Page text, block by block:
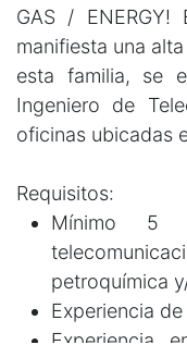
GAS / ENERGY!
manifiesta una
esta familia, se
Ingeniero de
oficinas ubicadas
Requisitos:
Mínimo 5
petroquímica
Experiencia
Experiencia